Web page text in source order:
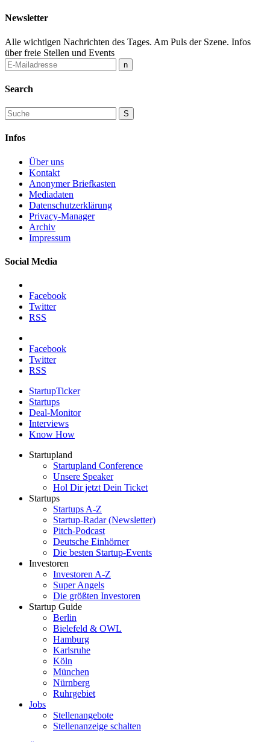
Newsletter
Alle wichtigen Nachrichten des Tages. Am Puls der Szene. Infos
über freie Stellen und Events
Search
Infos
Über uns
Kontakt
Anonymer Briefkasten
Mediadaten
Datenschutzerklärung
Privacy-Manager
Archiv
Impressum
Social Media
Facebook
Twitter
RSS
Facebook
Twitter
RSS
StartupTicker
Startups
Deal-Monitor
Interviews
Know How
Startupland
Startupland Conference
Unsere Speaker
Hol Dir jetzt Dein Ticket
Startups
Startups A-Z
Startup-Radar (Newsletter)
Pitch-Podcast
Deutsche Einhörner
Die besten Startup-Events
Investoren
Investoren A-Z
Super Angels
Die größten Investoren
Startup Guide
Berlin
Bielefeld & OWL
Hamburg
Karlsruhe
Köln
München
Nürnberg
Ruhrgebiet
Jobs
Stellenangebote
Stellenanzeige schalten